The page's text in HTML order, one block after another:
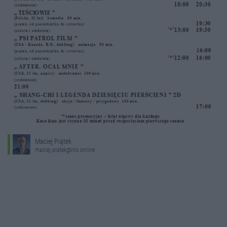
Maciej Piątek
maciej.piatek@ino.online